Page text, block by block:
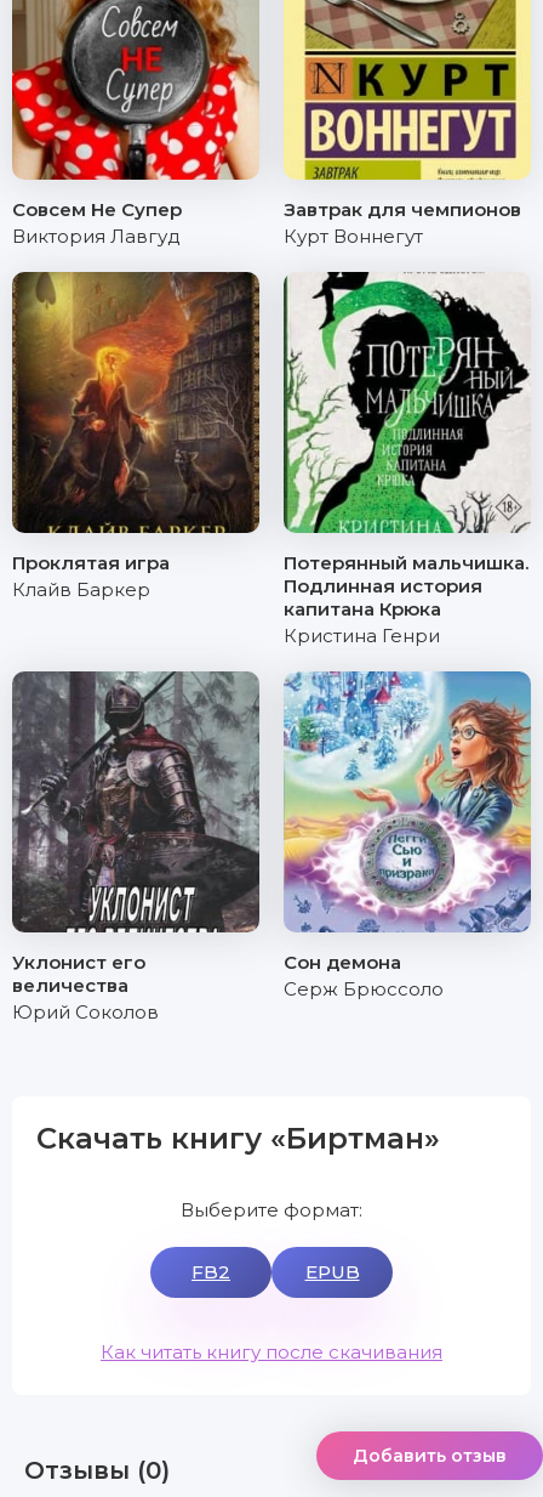
Совсем Не Супер
Виктория Лавгуд
Завтрак для чемпионов
Курт Воннегут
Проклятая игра
Клайв Баркер
Потерянный мальчишка.
Подлинная история
капитана Крюка
Кристина Генри
Уклонист его
величества
Юрий Соколов
Сон демона
Серж Брюссоло
Скачать книгу «Биртман»
Выберите формат:
FB2 EPUB
Как читать книгу после скачивания
Отзывы (0) Добавить отзыв